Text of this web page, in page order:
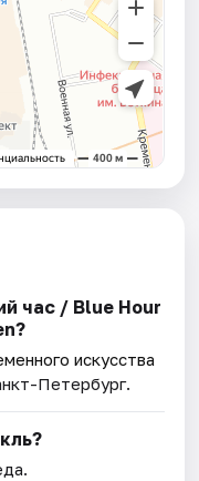
час / Blue Hour
искусства
Петербург.